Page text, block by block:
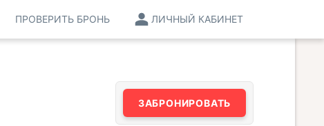
ЛИЧНЫЙ КАБИНЕТ
ПРОВЕРИТЬ БРОНЬ
ЗАБРОНИРОВАТЬ